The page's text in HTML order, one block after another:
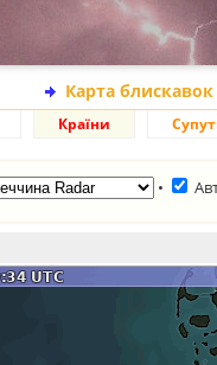
Карта
Країни
•